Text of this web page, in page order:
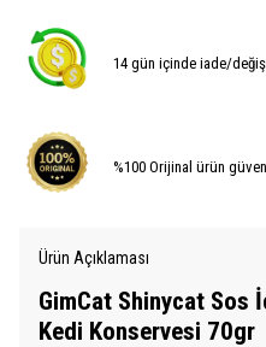
14 gün içinde iade/
%100 Orijinal ürün
Ürün Açıklaması
GimCat Shinycat Sos
Kedi Konservesi 70gr